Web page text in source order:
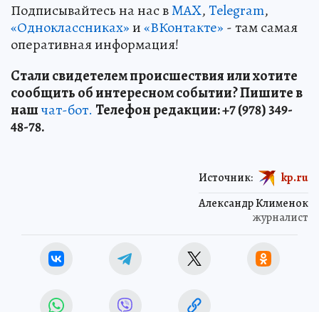
Подписывайтесь на нас вMAX,Telegram,
«Одноклассниках»и«ВКонтакте» - там самая
оперативная информация!
Стали свидетелем происшествия или хотите
сообщить об интересном событии? Пишите в
нашчат-бот. Телефон редакции: +7 (978) 349-
48-78.
Александр Клименок
журналист
Источник: kp.ru